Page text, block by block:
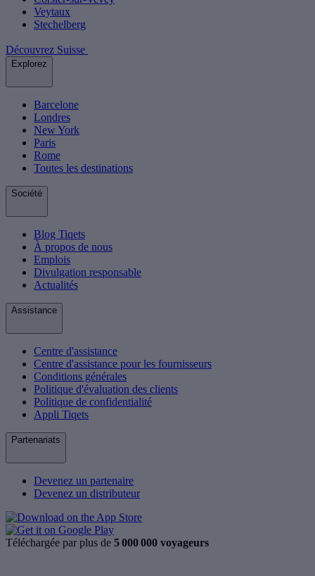
Veytaux
Stechelberg
Découvrez Suisse
Explorez
Barcelone
Londres
New York
Paris
Rome
Toutes les destinations
Société
Blog Tiqets
À propos de nous
Emplois
Divulgation responsable
Actualités
Assistance
Centre d'assistance
Centre d'assistance pour les fournisseurs
Conditions générales
Politique d'évaluation des clients
Politique de confidentialité
Appli Tiqets
Partenariats
Devenez un partenaire
Devenez un distributeur
Téléchargée par plus de 5 000 000 voyageurs